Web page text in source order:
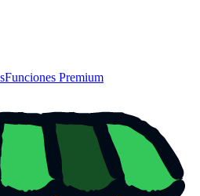
Funciones Premium